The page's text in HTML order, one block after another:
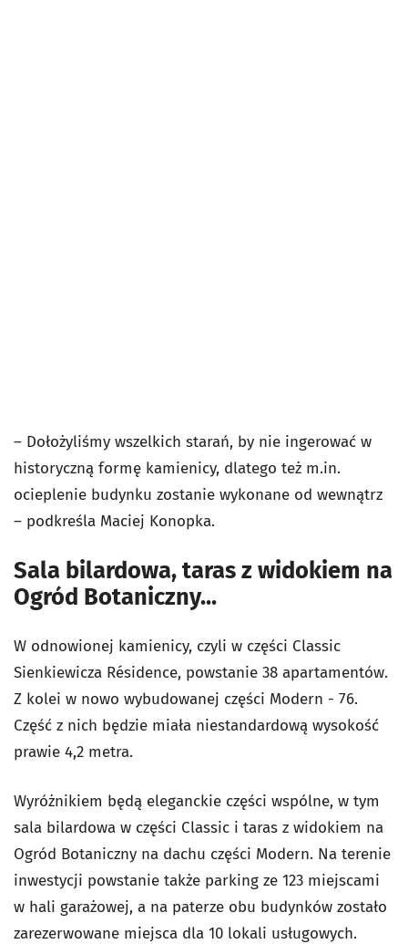
– Dołożyliśmy wszelkich starań, by nie ingerować w
historyczną formę kamienicy, dlatego też m.in.
ocieplenie budynku zostanie wykonane od wewnątrz
– podkreśla Maciej Konopka.
Sala bilardowa, taras z widokiem na
Ogród Botaniczny...
W odnowionej kamienicy, czyli w części Classic
Sienkiewicza Résidence, powstanie 38 apartamentów.
Z kolei w nowo wybudowanej części Modern - 76.
Część z nich będzie miała niestandardową wysokość
prawie 4,2 metra.
Wyróżnikiem będą eleganckie części wspólne, w tym
sala bilardowa w części Classic i taras z widokiem na
Ogród Botaniczny na dachu części Modern. Na terenie
inwestycji powstanie także parking ze 123 miejscami
w hali garażowej, a na paterze obu budynków zostało
zarezerwowane miejsca dla 10 lokali usługowych.